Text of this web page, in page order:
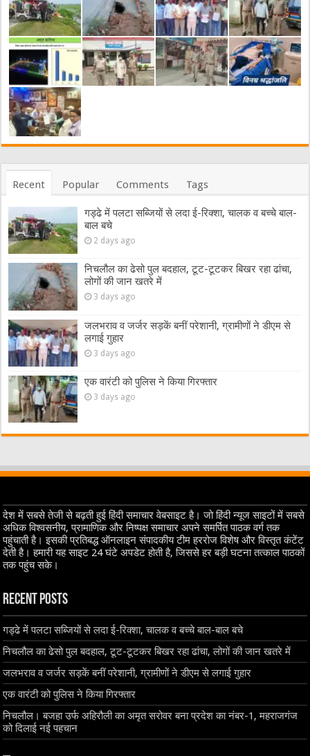
Recent Popular Comments Tags
गड्ढे में पलटा सब्जियों से लदा ई-रिक्शा, चालक व बच्चे बाल-
बाल बचे
2 days ago
निचलौल का ढेसो पुल बदहाल, टूट-टूटकर बिखर रहा ढांचा,
लोगों की जान खतरे में
3 days ago
जलभराव व जर्जर सड़कें बनीं परेशानी, ग्रामीणों ने डीएम से
लगाई गुहार
3 days ago
एक वारंटी को पुलिस ने किया गिरफ्तार
3 days ago
देश में सबसे तेजी से बढ़ती हुई हिंदी समाचार वेबसाइट है। जो हिंदी न्यूज साइटों में सबसे
अधिक विश्वसनीय, प्रामाणिक और निष्पक्ष समाचार अपने समर्पित पाठक वर्ग तक
पहुंचाती है। इसकी प्रतिबद्ध ऑनलाइन संपादकीय टीम हररोज विशेष और विस्तृत कंटेंट
देती है। हमारी यह साइट 24 घंटे अपडेट होती है, जिससे हर बड़ी घटना तत्काल पाठकों
तक पहुंच सके।
Recent Posts
गड्ढे में पलटा सब्जियों से लदा ई-रिक्शा, चालक व बच्चे बाल-बाल बचे
निचलौल का ढेसो पुल बदहाल, टूट-टूटकर बिखर रहा ढांचा, लोगों की जान खतरे में
जलभराव व जर्जर सड़कें बनीं परेशानी, ग्रामीणों ने डीएम से लगाई गुहार
एक वारंटी को पुलिस ने किया गिरफ्तार
निचलौल। बजहा उर्फ अहिरौली का अमृत सरोवर बना प्रदेश का नंबर-1, महराजगंज
को दिलाई नई पहचान